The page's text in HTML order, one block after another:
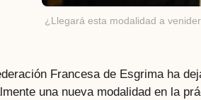
¿Llegará esta modalidad a
Francesa de Esgrima ha
una nueva modalidad en la